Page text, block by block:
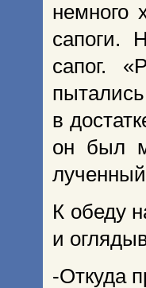
немного
сапоги.
сапог.
в
он был
К обеду
и
-Откуда